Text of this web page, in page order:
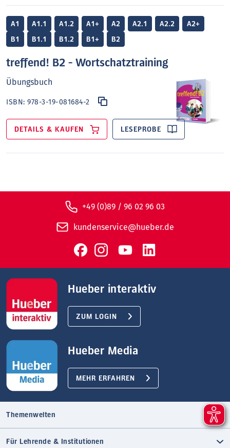
A1 A1.1 A1.2 A1+ A2 A2.1 A2.2 A2+
B1 B1.1 B1.2 B1+ B2
treffend! B2 - Wortschatztraining
Übungsbuch
ISBN:978-3-19-081684-2
DETAILS & KAUFEN LESEPROBE
+49 (0)89 / 96 02 96 03
kundenservice@hueber.de
Hueber interaktiv
ZUM LOGIN
Hueber Media
MEHR ERFAHREN
Themenwelten
Für Lehrende & Institutionen